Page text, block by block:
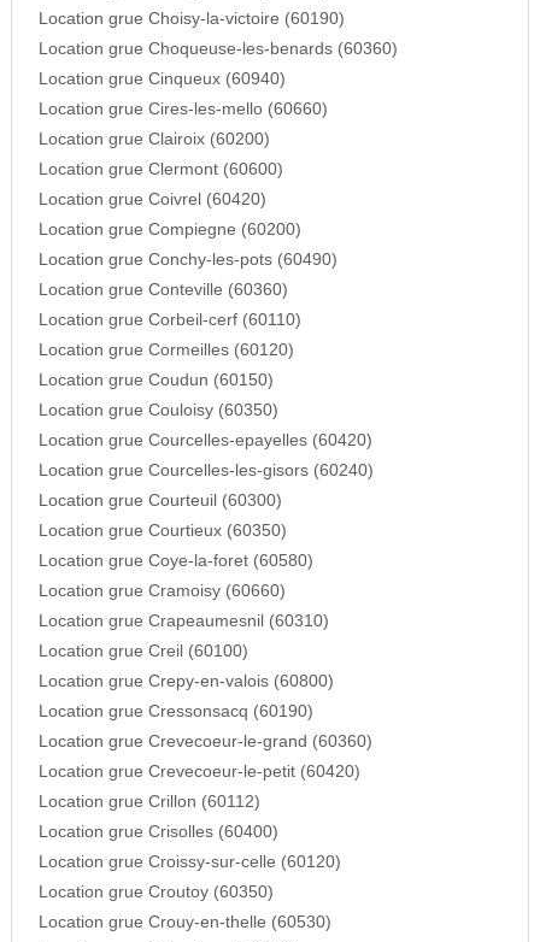
Location grue Choisy-la-victoire (60190)
Location grue Choqueuse-les-benards (60360)
Location grue Cinqueux (60940)
Location grue Cires-les-mello (60660)
Location grue Clairoix (60200)
Location grue Clermont (60600)
Location grue Coivrel (60420)
Location grue Compiegne (60200)
Location grue Conchy-les-pots (60490)
Location grue Conteville (60360)
Location grue Corbeil-cerf (60110)
Location grue Cormeilles (60120)
Location grue Coudun (60150)
Location grue Couloisy (60350)
Location grue Courcelles-epayelles (60420)
Location grue Courcelles-les-gisors (60240)
Location grue Courteuil (60300)
Location grue Courtieux (60350)
Location grue Coye-la-foret (60580)
Location grue Cramoisy (60660)
Location grue Crapeaumesnil (60310)
Location grue Creil (60100)
Location grue Crepy-en-valois (60800)
Location grue Cressonsacq (60190)
Location grue Crevecoeur-le-grand (60360)
Location grue Crevecoeur-le-petit (60420)
Location grue Crillon (60112)
Location grue Crisolles (60400)
Location grue Croissy-sur-celle (60120)
Location grue Croutoy (60350)
Location grue Crouy-en-thelle (60530)